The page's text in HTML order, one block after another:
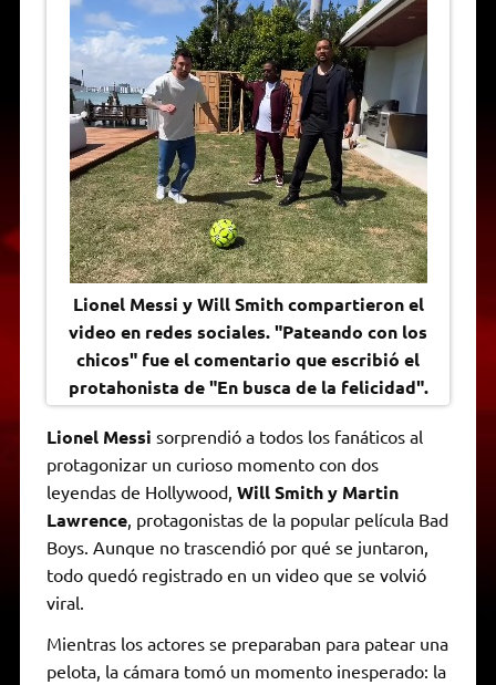
A
p
p
r
a
m
r
o
o
k
n
g
e
r
i
n
k
F
r
i
e
n
d
l
y
Lionel Messi y Will Smith compartieron el
video en redes sociales. "Pateando con los
chicos" fue el comentario que escribió el
protahonista de "En busca de la felicidad".
Lionel Messi sorprendió a todos los fanáticos al
protagonizar un curioso momento con dos
leyendas de Hollywood, Will Smith y Martin
Lawrence, protagonistas de la popular película Bad
Boys. Aunque no trascendió por qué se juntaron,
todo quedó registrado en un video que se volvió
viral.
Mientras los actores se preparaban para patear una
pelota, la cámara tomó un momento inesperado: la